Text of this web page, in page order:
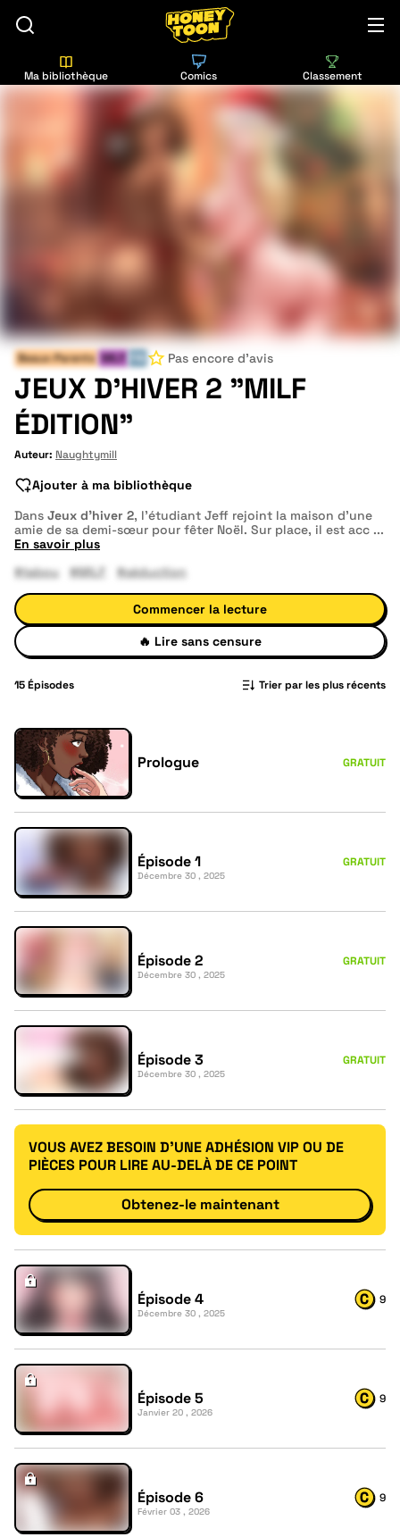
Ma bibliothèque Comics Classement
Beaux-Parents MILF Pas encore d'avis
JEUX D’HIVER 2 "MILF
ÉDITION"
Auteur: Naughtymill
Ajouter à ma bibliothèque
Dans Jeux d’hiver 2, l’étudiant Jeff rejoint la maison d’une
amie de sa demi-sœur pour fêter Noël. Sur place, il est acc ...
En savoir plus
#tabou
#MILF #séduction
Commencer la lecture
🔥 Lire sans censure
15Épisodes Trier par les plus récents
Prologue GRATUIT
Épisode 1
Décembre 30 , 2025
GRATUIT
Épisode 2
Décembre 30 , 2025
GRATUIT
Épisode 3
Décembre 30 , 2025
GRATUIT
VOUS AVEZ BESOIN D'UNE ADHÉSION VIP OU DE
PIÈCES POUR LIRE AU-DELÀ DE CE POINT
Obtenez-le maintenant
Épisode 4
Décembre 30 , 2025
9
Épisode 5
Janvier 20 , 2026
9
Épisode 6
Février 03 , 2026
9